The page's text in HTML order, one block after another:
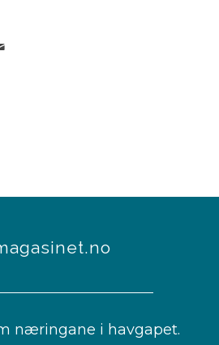
næringane i havgapet.